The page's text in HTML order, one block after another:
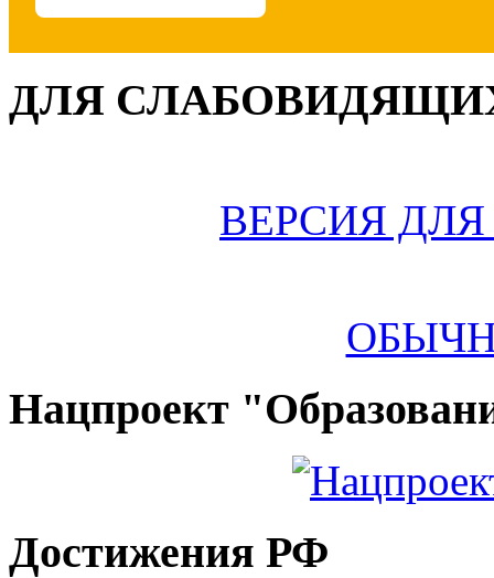
ДЛЯ
ВЕРСИЯ
Нацпроект
Достижения РФ